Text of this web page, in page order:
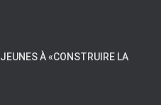
À «CONSTRUIRE LA